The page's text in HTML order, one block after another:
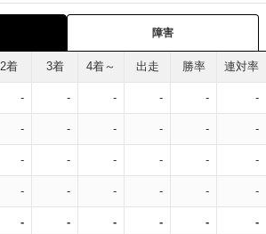
障害
2着 3着 4着～ 出走 勝率 連対率
- - - - - -
- - - - - -
- - - - - -
- - - - - -
- - - - - -